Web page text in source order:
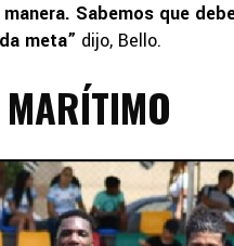
Sabemos que
meta” dijo, Bello.
MARÍTIMO